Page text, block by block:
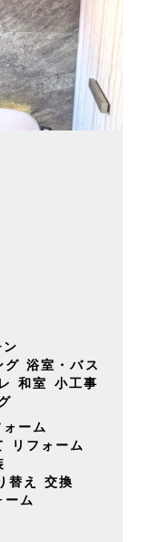
グ 浴室・バス
和室
小工事
ーム
リフォーム
替え
交換
ーム